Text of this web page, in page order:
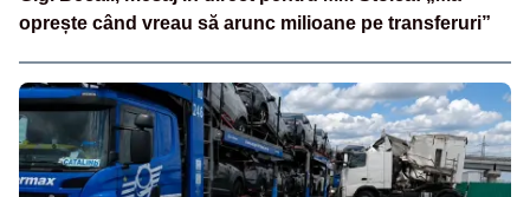
oprește când vreau să arunc milioane pe transferuri”